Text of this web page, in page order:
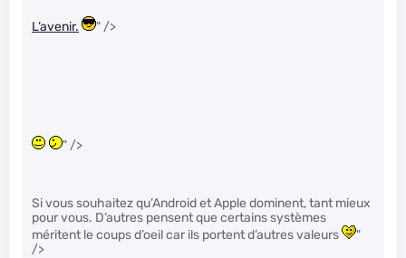
L’avenir. " />
" />
Si vous souhaitez qu’Android et Apple dominent, tant mieux
pour vous. D’autres pensent que certains systèmes
méritent le coups d’oeil car ils portent d’autres valeurs
"
/>